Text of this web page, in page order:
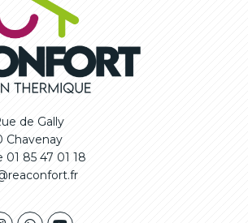
de Gally
Chavenay
01 85 47 01 18